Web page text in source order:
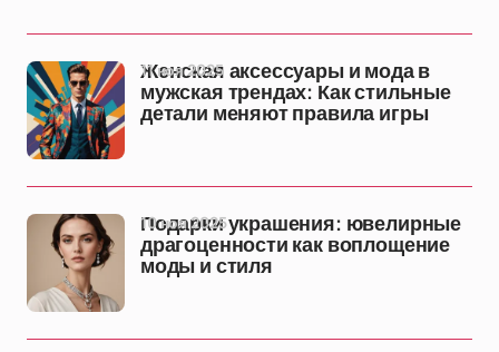
Женская аксессуары и мода в
мужская трендах: Как стильные
детали меняют правила игры
11 ноя 2025
Подарки украшения: ювелирные
драгоценности как воплощение
моды и стиля
10 ноя 2025